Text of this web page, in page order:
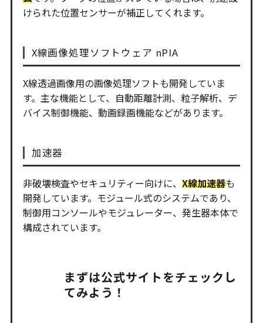
けられた位置センサーが補正してくれます。
X線画像処理ソフトウェア nPIA
X線透過画像用の画像処理ソフトも開発していま
す。主な機能として、自動距離計測、粒子解析、デ
バイス制御機能、動画録画機能などがあります。
加速器
非破壊検査やセキュリティー向けに、 X線加速器も
開発しています。モジュール式のシステムであり、
制御用コンソールやモジュレーター、発生器本体で
構成されています。
まずは公式サイトをチェックし
てみよう！